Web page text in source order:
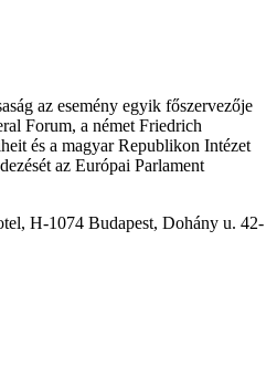
az esemény egyik főszervezője
Forum, a német Friedrich
és a magyar Republikon Intézet
az Európai Parlament
H-1074 Budapest, Dohány u. 42-